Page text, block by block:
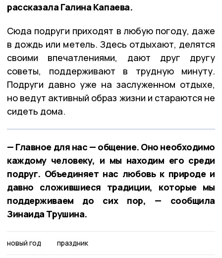
рассказала Галина Капаева.
Сюда подруги приходят в любую погоду, даже
в дождь или метель. Здесь отдыхают, делятся
своими впечатлениями, дают друг другу
советы, поддерживают в трудную минуту.
Подруги давно уже на заслуженном отдыхе,
но ведут активный образ жизни и стараются не
сидеть дома.
— Главное для нас — общение. Оно необходимо
каждому человеку, и мы находим его среди
подруг. Объединяет нас любовь к природе и
давно сложившиеся традиции, которые мы
поддерживаем до сих пор, — сообщила
Зинаида Трушина.
новый год праздник